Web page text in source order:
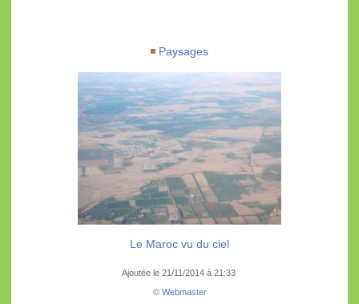
Paysages
Le Maroc vu du ciel
Ajoutée le 21/11/2014 à 21:33
© Webmaster